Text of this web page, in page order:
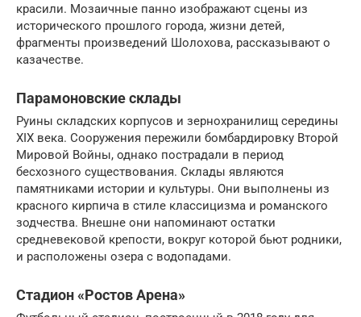
красили. Мозаичные панно изображают сцены из
исторического прошлого города, жизни детей,
фрагменты произведений Шолохова, рассказывают о
казачестве.
Парамоновские склады
Руины складских корпусов и зернохранилищ середины
XIX века. Сооружения пережили бомбардировку Второй
Мировой Войны, однако пострадали в период
бесхозного существования. Склады являются
памятниками истории и культуры. Они выполнены из
красного кирпича в стиле классицизма и романского
зодчества. Внешне они напоминают остатки
средневековой крепости, вокруг которой бьют родники,
и расположены озера с водопадами.
Стадион «Ростов Арена»